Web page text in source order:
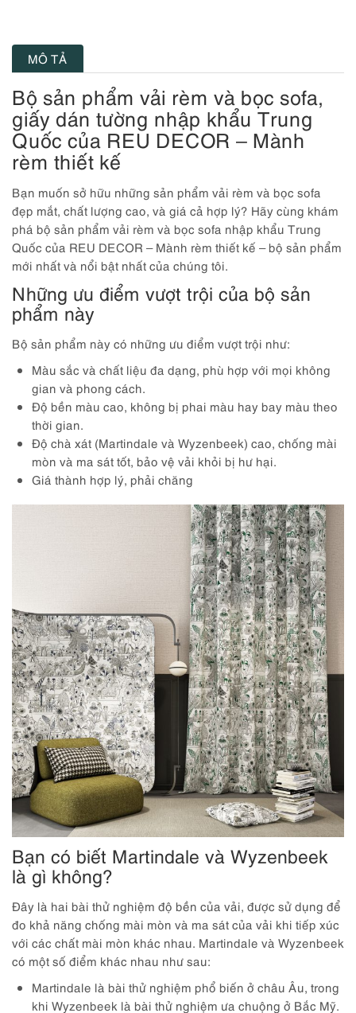
MÔ TẢ
Bộ sản phẩm vải rèm và bọc sofa,
giấy dán tường nhập khẩu Trung
Quốc của REU DECOR – Mành
rèm thiết kế
Bạn muốn sở hữu những sản phẩm vải rèm và bọc sofa
đẹp mắt, chất lượng cao, và giá cả hợp lý? Hãy cùng khám
phá bộ sản phẩm vải rèm và bọc sofa nhập khẩu Trung
Quốc của REU DECOR – Mành rèm thiết kế – bộ sản phẩm
mới nhất và nổi bật nhất của chúng tôi.
Những ưu điểm vượt trội của bộ sản
phẩm này
Bộ sản phẩm này có những ưu điểm vượt trội như:
Màu sắc và chất liệu đa dạng, phù hợp với mọi không
gian và phong cách.
Độ bền màu cao, không bị phai màu hay bay màu theo
thời gian.
Độ chà xát (Martindale và Wyzenbeek) cao, chống mài
mòn và ma sát tốt, bảo vệ vải khỏi bị hư hại.
Giá thành hợp lý, phải chăng
Bạn có biết Martindale và Wyzenbeek
là gì không?
Đây là hai bài thử nghiệm độ bền của vải, được sử dụng để
đo khả năng chống mài mòn và ma sát của vải khi tiếp xúc
với các chất mài mòn khác nhau. Martindale và Wyzenbeek
có một số điểm khác nhau như sau:
Martindale là bài thử nghiệm phổ biến ở châu Âu, trong
khi Wyzenbeek là bài thử nghiệm ưa chuộng ở Bắc Mỹ.